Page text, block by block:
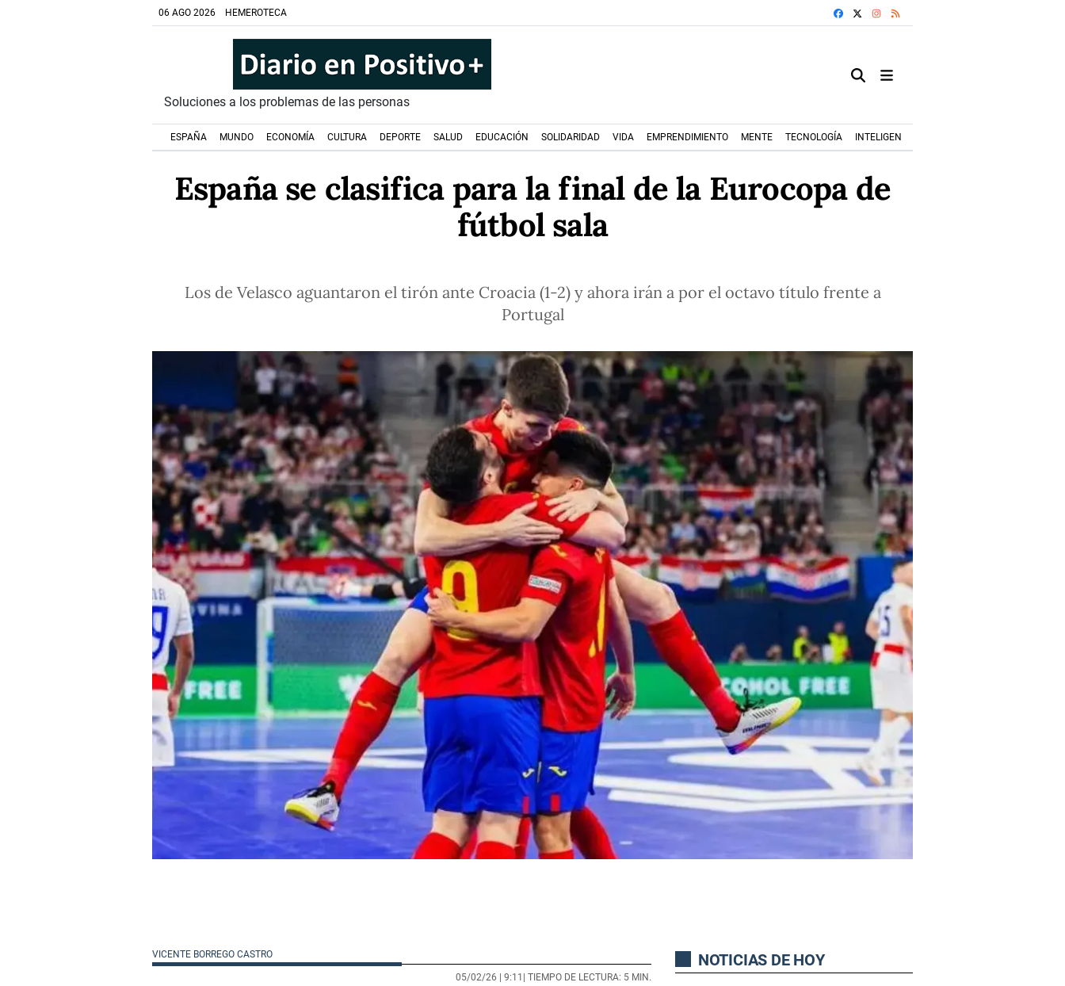
06 AGO 2026 HEMEROTECA FACEBOOKINSTAGRAM
Soluciones a los problemas de las personas
ESPAÑA MUNDO ECONOMÍA CULTURA DEPORTE SALUD EDUCACIÓN SOLIDARIDAD VIDA EMPRENDIMIENTO MENTE TECNOLOGÍA INTELIGENCIA ARTIFICIAL
España se clasifica para la final de la Eurocopa de
fútbol sala
Los de Velasco aguantaron el tirón ante Croacia (1-2) y ahora irán a por el octavo título frente a
Portugal
VICENTE BORREGO CASTRO
05/02/26 | 9:11 | TIEMPO DE LECTURA: 5 MIN.
NOTICIAS DE HOY